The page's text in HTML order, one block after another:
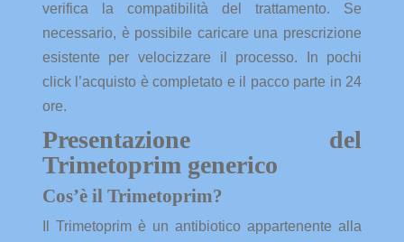
verifica la compatibilità del trattamento. Se
necessario, è possibile caricare una prescrizione
esistente per velocizzare il processo. In pochi
click l’acquisto è completato e il pacco parte in 24
ore.
Presentazione del
Trimetoprim generico
Cos’è il Trimetoprim?
Il Trimetoprim è un antibiotico appartenente alla